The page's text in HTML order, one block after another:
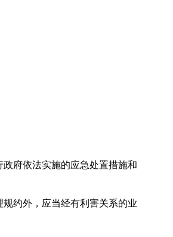
府依法实施的应急处置措施和
约外，应当经有利害关系的业